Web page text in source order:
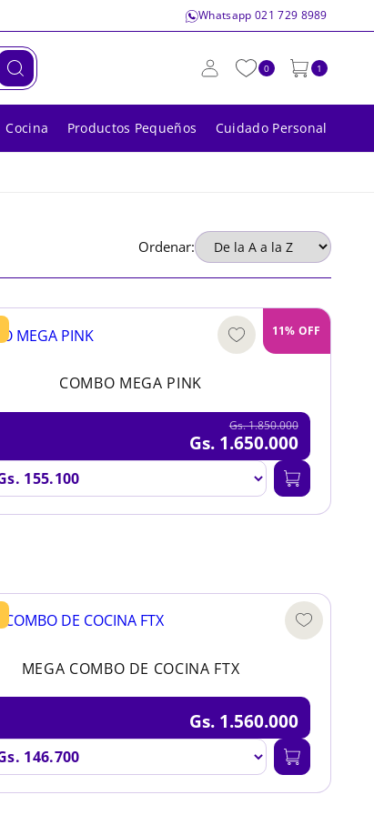
Whatsapp 021 729 8989
0 1
Cocina Productos Pequeños Cuidado Personal
Ordenar:
11% OFF
COMBO MEGA PINK
Gs. 1.850.000
Gs. 1.650.000
MEGA COMBO DE COCINA FTX
Gs. 1.560.000